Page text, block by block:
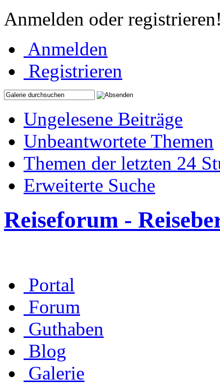
Anmelden oder
Anmelden
Registrieren
Ungelesene Beiträge
Unbeantwortete Themen
Themen der letzten 24
Erweiterte Suche
Reiseforum -
Portal
Forum
Guthaben
Blog
Galerie